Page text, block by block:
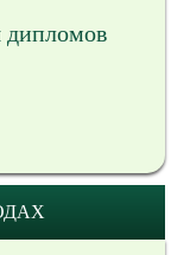
дипломов